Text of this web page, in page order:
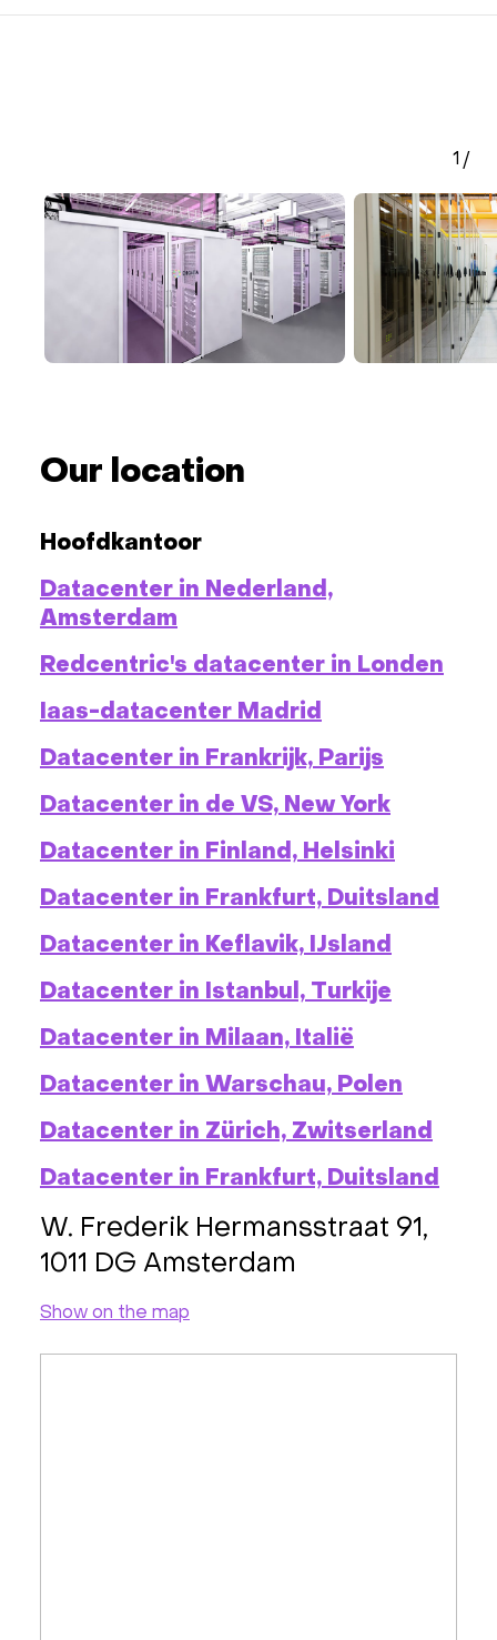
1 /
Our location
Hoofdkantoor
Datacenter in Nederland,
Amsterdam
Redcentric's datacenter in Londen
Iaas-datacenter Madrid
Datacenter in Frankrijk, Parijs
Datacenter in de VS, New York
Datacenter in Finland, Helsinki
Datacenter in Frankfurt, Duitsland
Datacenter in Keflavik, IJsland
Datacenter in Istanbul, Turkije
Datacenter in Milaan, Italië
Datacenter in Warschau, Polen
Datacenter in Zürich, Zwitserland
Datacenter in Frankfurt, Duitsland
W. Frederik Hermansstraat 91,
1011 DG Amsterdam
Show on the map